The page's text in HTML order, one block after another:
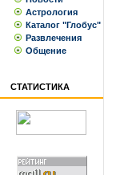
Астрология
Каталог "Глобус"
Развлечения
Общение
СТАТИСТИКА